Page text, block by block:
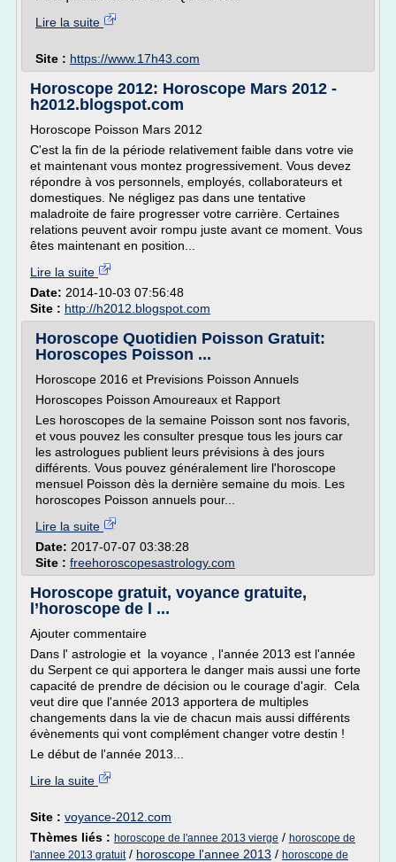
Lire la suite
Site : https://www.17h43.com
Horoscope 2012: Horoscope Mars 2012 -
h2012.blogspot.com
Horoscope Poisson Mars 2012
C'est la fin de la période relativement faible dans votre vie
et maintenant vous montez progressivement. Vous devez
répondre à vos personnels, employés, collaborateurs et
domestiques. Ne négligez pas dans une tentative
maladroite de faire progresser votre carrière. Certaines
relations peuvent avoir rompu juste avant ce moment. Vous
êtes maintenant en position...
Lire la suite
Date: 2014-10-03 07:56:48
Site : http://h2012.blogspot.com
Horoscope Quotidien Poisson Gratuit:
Horoscopes Poisson ...
Horoscope 2016 et Previsions Poisson Annuels
Horoscopes Poisson Amoureaux et Rapport
Les horoscopes de la semaine Poisson sont nos favoris,
et vous pouvez les consulter presque tous les jours car
les astrologues publient leurs prévisions à des jours
différents. Vous pouvez généralement lire l'horoscope
mensuel Poisson dès la dernière semaine du mois. Les
horoscopes Poisson annuels pour...
Lire la suite
Date: 2017-07-07 03:38:28
Site : freehoroscopesastrology.com
Horoscope gratuit, voyance gratuite,
l’horoscope de l ...
Ajouter commentaire
Dans l' astrologie et la voyance , l'année 2013 est l'année
du Serpent ce qui apportera le danger mais aussi une forte
capacité de prendre de décision ou le courage d'agir. Cela
veut dire que l'année 2013 apportera de multiples
changements dans la vie de chacun mais aussi différents
évènements qui vont complément changer votre destin !
Le début de l'année 2013...
Lire la suite
Site : voyance-2012.com
Thèmes liés : horoscope de l'annee 2013 vierge / horoscope de
l'annee 2013 gratuit/ horoscope l'annee 2013 / horoscope de